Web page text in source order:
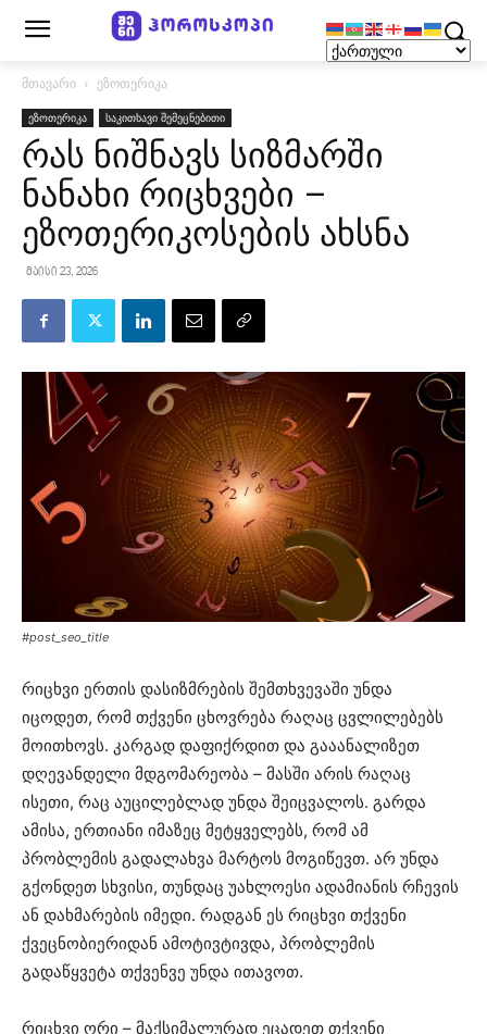
მთავარი ეზოთერიკა
ეზოთერიკა საკითხავი შემეცნებითი
რას ნიშნავს სიზმარში
ნანახი რიცხვები –
ეზოთერიკოსების ახსნა
მაისი 23, 2026
#post_seo_title
რიცხვი ერთის დასიზმრების შემთხვევაში უნდა
იცოდეთ, რომ თქვენი ცხოვრება რაღაც ცვლილებებს
მოითხოვს. კარგად დაფიქრდით და გააანალიზეთ
დღევანდელი მდგომარეობა – მასში არის რაღაც
ისეთი, რაც აუცილებლად უნდა შეიცვალოს. გარდა
ამისა, ერთიანი იმაზეც მეტყველებს, რომ ამ
პრობლემის გადალახვა მარტოს მოგიწევთ. არ უნდა
გქონდეთ სხვისი, თუნდაც უახლოესი ადამიანის რჩევის
ან დახმარების იმედი. რადგან ეს რიცხვი თქვენი
ქვეცნობიერიდან ამოტივტივდა, პრობლემის
გადაწყვეტა თქვენვე უნდა ითავოთ.
რიცხვი ორი – მაქსიმალურად ეცადეთ თქვენი